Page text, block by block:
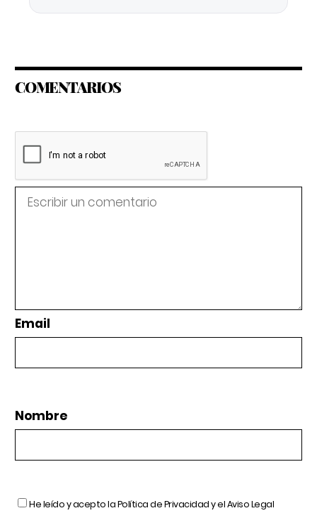
COMENTARIOS
Email
Nombre
He leído y acepto laPolítica de Privacidady elAviso Legal